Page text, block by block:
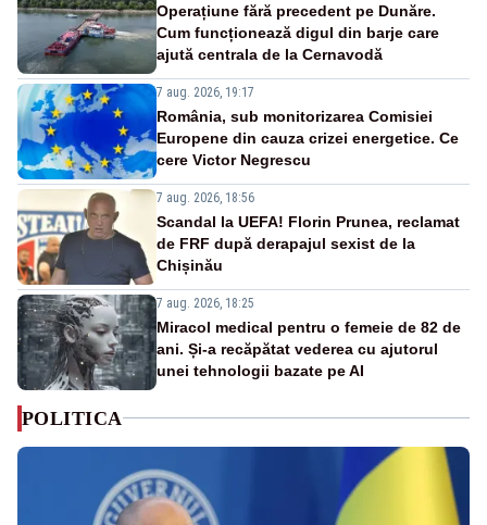
Operațiune fără precedent pe Dunăre.
Cum funcționează digul din barje care
ajută centrala de la Cernavodă
7 aug. 2026, 19:17
România, sub monitorizarea Comisiei
Europene din cauza crizei energetice. Ce
cere Victor Negrescu
7 aug. 2026, 18:56
Scandal la UEFA! Florin Prunea, reclamat
de FRF după derapajul sexist de la
Chișinău
7 aug. 2026, 18:25
Miracol medical pentru o femeie de 82 de
ani. Și-a recăpătat vederea cu ajutorul
unei tehnologii bazate pe AI
POLITICA